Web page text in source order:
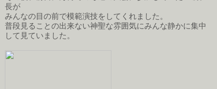
長が
みんなの目の前で模範演技をしてくれました。
普段見ることの出来ない神聖な雰囲気にみんな静かに集中
して見ていました。